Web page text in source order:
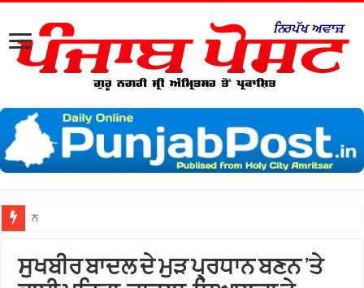
ਨਗਰ ਨਿਗਮ ਵੱਲੋਂ ਦਾਲ ਮੰਡ
ਸੁਖਬੀਰ ਬਾਦਲ ਦੇ ਮੁੜ ਪ੍ਰਧਾਨ ਬਣਨ ’ਤੇ